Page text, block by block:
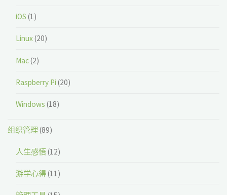
iOS (1)
Linux(20)
Mac(2)
Raspberry Pi (20)
Windows (18)
组织管理(89)
人生感悟(12)
游学心得(11)